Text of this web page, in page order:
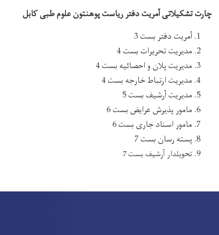
چارت تشکیلاتی آمریت دفتر ریاست پوهنتون علوم طبی کابل
آمریت دفتر بست 3
مدیریت تحریرات بست 4
مدیریت پلان و احصائیه بست 4
مدیریت ارتباط خارجه بست 4
مدیریت آرشیف بست 5
مامور پذیرش عرایض بست 6
مامور اسناد جاری بست 6
پسته رسان بست 7
تحویلدار آرشیف بست 7